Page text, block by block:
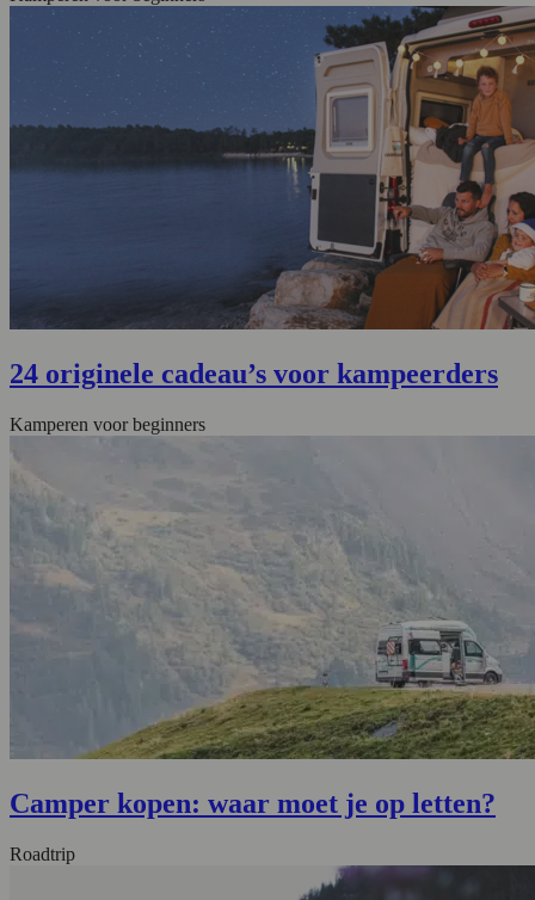
24 originele cadeau’s voor kampeerders
Kamperen voor beginners
Camper kopen: waar moet je op letten?
Roadtrip